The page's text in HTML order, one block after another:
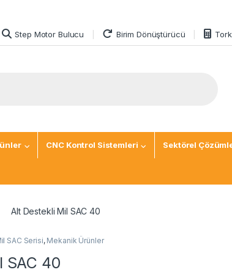
Step Motor Bulucu Birim Dönüştürücü
CNC Kontrol Sistemleri Sektörel
Alt Destekli Mil SAC 40
SAC Serisi, Mekanik Ürünler
SAC 40